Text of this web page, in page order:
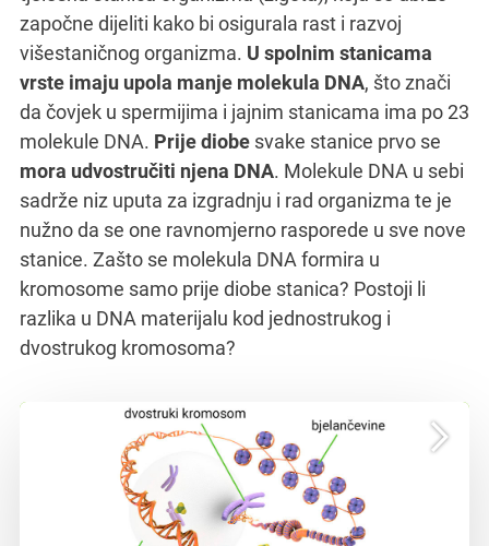
započne dijeliti kako bi osigurala rast i razvoj
višestaničnog organizma. U spolnim stanicama
vrste imaju upola manje molekula DNA, što znači
da čovjek u spermijima i jajnim stanicama ima po 23
molekule DNA. Prije diobe svake stanice prvo se
mora udvostručiti njena DNA. Molekule DNA u sebi
sadrže niz uputa za izgradnju i rad organizma te je
nužno da se one ravnomjerno rasporede u sve nove
stanice. Zašto se molekula DNA formira u
kromosome samo prije diobe stanica? Postoji li
razlika u DNA materijalu kod jednostrukog i
dvostrukog kromosoma?
od dvije kromatide (molekule DNA i njene
identične kopije). Koje ćete od opisanih
kromosoma vidjeti na početku, a koje na kraju
stanične diobe?